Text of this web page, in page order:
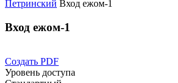
Петринский Вход ежом-1
Вход ежом-1
Создать PDF
Уровень доступа